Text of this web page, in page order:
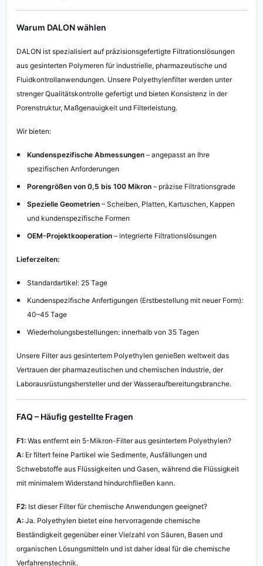
Warum DALON wählen
DALON ist spezialisiert auf präzisionsgefertigte Filtrationslösungen
aus gesinterten Polymeren für industrielle, pharmazeutische und
Fluidkontrollanwendungen. Unsere Polyethylenfilter werden unter
strenger Qualitätskontrolle gefertigt und bieten Konsistenz in der
Porenstruktur, Maßgenauigkeit und Filterleistung.
Wir bieten:
Kundenspezifische Abmessungen – angepasst an Ihre
spezifischen Anforderungen
Porengrößen von 0,5 bis 100 Mikron – präzise Filtrationsgrade
Spezielle Geometrien – Scheiben, Platten, Kartuschen, Kappen
und kundenspezifische Formen
OEM-Projektkooperation – integrierte Filtrationslösungen
Lieferzeiten:
Standardartikel: 25 Tage
Kundenspezifische Anfertigungen (Erstbestellung mit neuer Form):
40–45 Tage
Wiederholungsbestellungen: innerhalb von 35 Tagen
Unsere Filter aus gesintertem Polyethylen genießen weltweit das
Vertrauen der pharmazeutischen und chemischen Industrie, der
Laborausrüstungshersteller und der Wasseraufbereitungsbranche.
FAQ – Häufig gestellte Fragen
F1: Was entfernt ein 5-Mikron-Filter aus gesintertem Polyethylen?
A: Er filtert feine Partikel wie Sedimente, Ausfällungen und
Schwebstoffe aus Flüssigkeiten und Gasen, während die Flüssigkeit
mit minimalem Widerstand hindurchfließen kann.
F2: Ist dieser Filter für chemische Anwendungen geeignet?
A: Ja. Polyethylen bietet eine hervorragende chemische
Beständigkeit gegenüber einer Vielzahl von Säuren, Basen und
organischen Lösungsmitteln und ist daher ideal für die chemische
Verfahrenstechnik.